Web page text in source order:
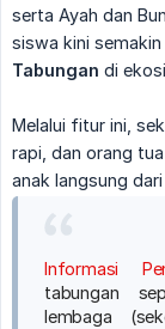
serta Ayah dan
siswa kini
Tabungan di
Melalui fitur ini,
rapi, dan orang
anak langsung
Informasi
tabungan
lembaga